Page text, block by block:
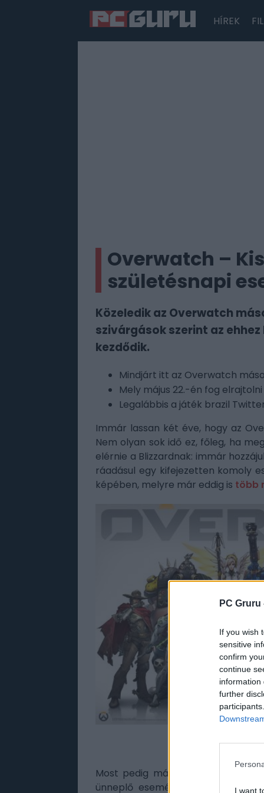
PC Gruru
If you wish
sensitive
confirm
continue
information
further
I want
HÍREK
Overwatch –
születésnapi
Közeledik az Overwatch
szivárgások szerint az
kezdődik.
Mindjárt itt az Overwatch
Mely május 22.-én fog elrajtolni
Legalábbis a játék brazil
Immár lassan két éve, hogy az
Nem olyan sok idő ez, főleg, ha
elérnie a Blizzardnak: immár
ráadásul egy kifejezetten komoly
képében, melyre már eddig is több
Most pedig már azt is tudni lehet,
ünneplő esemény, hála egy